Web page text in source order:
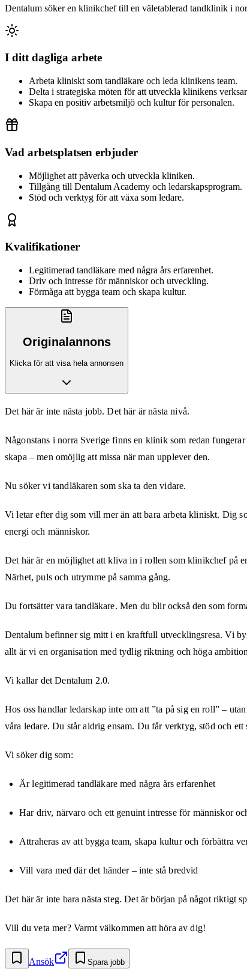
Dentalum söker en klinikchef till en väletablerad tandklinik i
I ditt dagliga arbete
Arbeta kliniskt som tandläkare och leda klinikens team.
Delta i strategiska möten för att utveckla klinikens
Skapa en positiv arbetsmiljö och kultur för personalen.
Vad arbetsplatsen erbjuder
Möjlighet att påverka och utveckla kliniken.
Tillgång till Dentalum Academy och ledarskapsprogram.
Stöd och verktyg för att växa som ledare.
Kvalifikationer
Legitimerad tandläkare med några års erfarenhet.
Driv och intresse för människor och utveckling.
Förmåga att bygga team och skapa kultur.
Originalannons
Klicka för att visa hela annonsen
Det här är inte nästa jobb. Det här är nästa nivå.
Någonstans i norra Sverige finns en klinik som redan
skapa – men omöjlig att missa när man upplever den.
Nu söker vi tandläkaren som ska ta den vidare.
Vi letar efter dig som vill mer än att bara arbeta kliniskt. Dig
energi och människor.
Det här är en möjlighet att kliva in i rollen som klinikchef på
Närhet, puls och utrymme på samma gång.
Du fortsätter vara tandläkare. Men du blir också den som
Dentalum befinner sig mitt i en kraftfull utvecklingsresa. Vi
allt är vi en organisation med tydlig riktning och höga
Vi kallar det Dentalum 2.0.
Hos oss handlar ledarskap inte om att ”ta på sig en roll” –
våra ledare. Du står aldrig ensam. Du får verktyg, stöd och ett
Vi söker dig som:
Är legitimerad tandläkare med några års erfarenhet
Har driv, närvaro och ett genuint intresse för människor
Attraheras av att bygga team, skapa kultur och förbättra
Vill vara med där det händer – inte stå bredvid
Det här är inte bara nästa steg. Det är början på något riktigt
Vill du veta mer? Varmt välkommen att höra av dig!
Ansök Spara jobb